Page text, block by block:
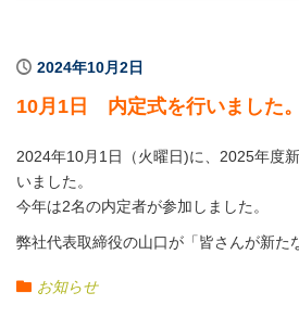
2024年10月2日
10月1日 内定式を行いました。
2024年10月1日（火曜日)に、2025年度
いました。
今年は2名の内定者が参加しました。
弊社代表取締役の山口が「皆さんが新た
い」と挨拶を述べ、内定者一人一人に内
お知らせ